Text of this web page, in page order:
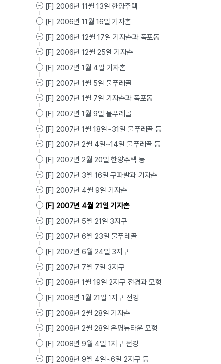
[F] 2006년 11월 13일 한양주택
[F] 2006년 11월 16일 기자촌
[F] 2006년 12월 17일 기자촌과 폭포동
[F] 2006년 12월 25일 기자촌
[F] 2007년 1월 4일 기자촌
[F] 2007년 1월 5일 물푸레골
[F] 2007년 1월 7일 기자촌과 폭포동
[F] 2007년 1월 9일 물푸레골
[F] 2007년 1월 18일~31일 물푸레골 등
[F] 2007년 2월 4일~14일 물푸레골 등
[F] 2007년 2월 20일 한양주택 등
[F] 2007년 3월 16일 구파발과 기자촌
[F] 2007년 4월 9일 기자촌
[F] 2007년 4월 21일 기자촌
[F] 2007년 5월 21일 3지구
[F] 2007년 6월 23일 물푸레골
[F] 2007년 6월 24일 3지구
[F] 2007년 7월 7일 3지구
[F] 2008년 1월 19일 2지구 전경과 모형
[F] 2008년 1월 21일 1지구 전경
[F] 2008년 2월 28일 기자촌
[F] 2008년 2월 28일 은평뉴타운 모형
[F] 2008년 9월 4일 1지구 전경
[F] 2008년 9월 4일~6일 2지구 등